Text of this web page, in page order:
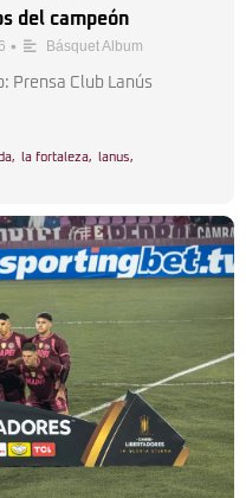
del campeón
• Básquet Album
Prensa Club Lanús
, la fortaleza, lanus,